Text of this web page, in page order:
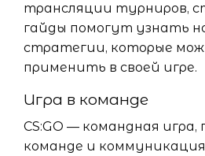
трансляции турниров,
гайды помогут узнать
стратегии, которые
применить в своей игре.
Игра в команде
CS:GO — командная
команде и